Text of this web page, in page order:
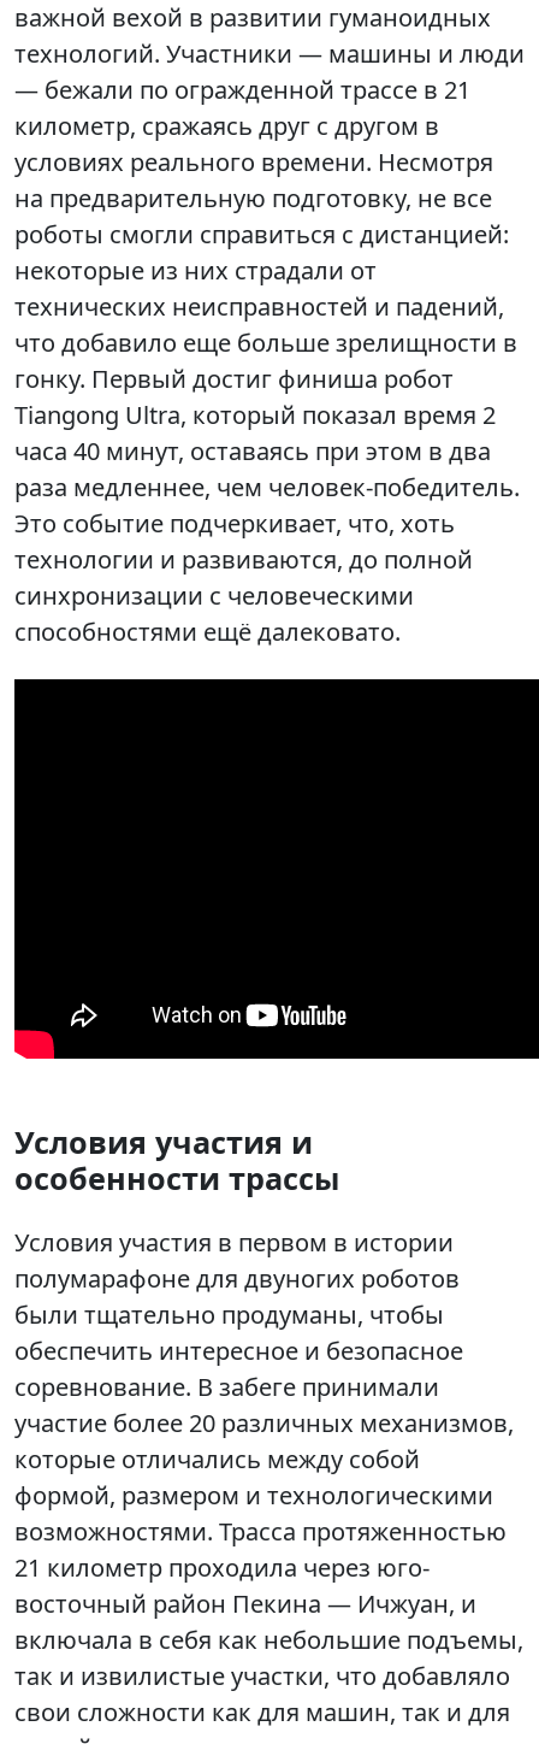
важной вехой в развитии гуманоидных
технологий. Участники — машины и люди
— бежали по огражденной трассе в 21
километр, сражаясь друг с другом в
условиях реального времени. Несмотря
на предварительную подготовку, не все
роботы смогли справиться с дистанцией:
некоторые из них страдали от
технических неисправностей и падений,
что добавило еще больше зрелищности в
гонку. Первый достиг финиша робот
Tiangong Ultra, который показал время 2
часа 40 минут, оставаясь при этом в два
раза медленнее, чем человек-победитель.
Это событие подчеркивает, что, хоть
технологии и развиваются, до полной
синхронизации с человеческими
способностями ещё далековато.
Условия участия и
особенности трассы
Условия участия в первом в истории
полумарафоне для двуногих роботов
были тщательно продуманы, чтобы
обеспечить интересное и безопасное
соревнование. В забеге принимали
участие более 20 различных механизмов,
которые отличались между собой
формой, размером и технологическими
возможностями. Трасса протяженностью
21 километр проходила через юго-
восточный район Пекина — Ичжуан, и
включала в себя как небольшие подъемы,
так и извилистые участки, что добавляло
свои сложности как для машин, так и для